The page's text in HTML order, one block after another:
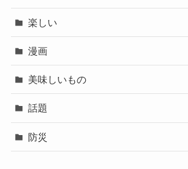
楽しい
漫画
美味しいもの
話題
防災